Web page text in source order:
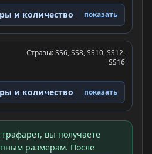
и количество показать
Стразы: SS6, SS8, SS10, SS12,
SS16
и количество показать
вы получаете
размерам. После